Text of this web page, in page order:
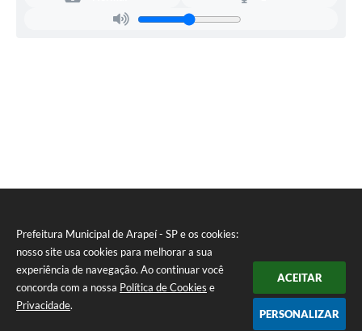
Prefeitura Municipal de Arapeí - SP e os cookies:
nosso site usa cookies para melhorar a sua
experiência de navegação. Ao continuar você
concorda com a nossa Política de Cookies e
Privacidade.
ACEITAR
PERSONALIZAR